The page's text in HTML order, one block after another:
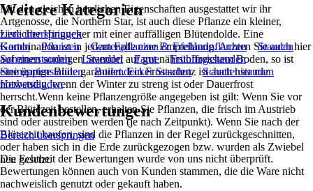
Mit den gleichen herrlichen Eigenschaften ausgestattet wir ihr
Artgenosse, die Northern Star, ist auch diese Pflanze ein kleiner,
zierlicher Hingucker mit einer auffälligen Blütendolde. Eine
Kombination ist in jedem Falle eine Empfehlung. Achten Sie auch hier
auf einen sonnigen Standort auf gut nährstoffreichem Boden, so ist
eine üppige Blüte garantiert. Ein Frostschutz ist auch hier nur
notwendig, wenn der Winter zu streng ist oder Dauerfrost
herrscht.Wenn keine Pflanzengröße angegeben ist gilt: Wenn Sie vor
der Blütezeit bestellen, erhalten Sie Pflanzen, die frisch im Austrieb
sind oder austreiben werden (je nach Zeitpunkt). Wenn Sie nach der
Blütezeit kaufen, sind die Pflanzen in der Regel zurückgeschnitten,
oder haben sich in die Erde zurückgezogen bzw. wurden als Zwiebel
neu gesetzt.
Weitere Kategorien
Liste überspringen
Garten
Pflanzen Gartenpflanzen & Freilandpflanzen
Stauden
Sommerstauden
Lavendel Farne
Frühlingsstauden
Steingartenstauden
Bodendecker Stauden
Schattenstauden
Herbststauden
Kundenbewertungen
Bereich überspringen
Die Echtheit der Bewertungen wurde von uns nicht überprüft.
Bewertungen können auch von Kunden stammen, die die Ware nicht
nachweislich genutzt oder gekauft haben.